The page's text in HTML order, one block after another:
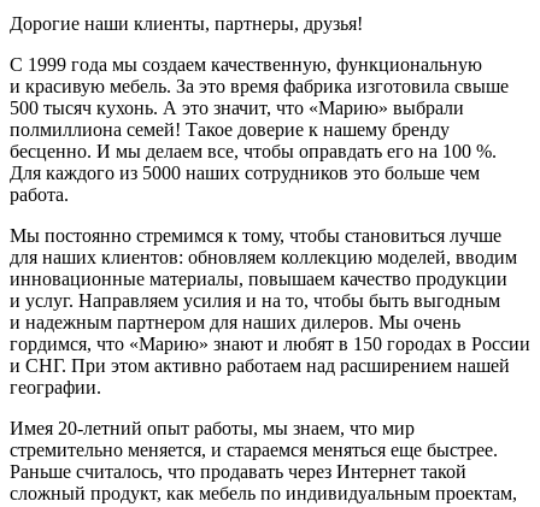
Дорогие наши клиенты, партнеры, друзья!
C 1999 года мы создаем качественную, функциональную
и красивую мебель. За это время фабрика изготовила свыше
500 тысяч кухонь. А это значит, что «Марию» выбрали
полмиллиона семей! Такое доверие к нашему бренду
бесценно. И мы делаем все, чтобы оправдать его на 100 %.
Для каждого из 5000 наших сотрудников это больше чем
работа.
Мы постоянно стремимся к тому, чтобы становиться лучше
для наших клиентов: обновляем коллекцию моделей, вводим
инновационные материалы, повышаем качество продукции
и услуг. Направляем усилия и на то, чтобы быть выгодным
и надежным партнером для наших дилеров. Мы очень
гордимся, что «Марию» знают и любят в 150 городах в России
и СНГ. При этом активно работаем над расширением нашей
географии.
Имея 20-летний опыт работы, мы знаем, что мир
стремительно меняется, и стараемся меняться еще быстрее.
Раньше считалось, что продавать через Интернет такой
сложный продукт, как мебель по индивидуальным проектам,